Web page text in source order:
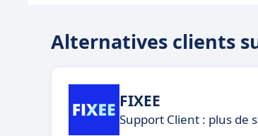
Alternatives clients
FIXEE
Support Client : plus de